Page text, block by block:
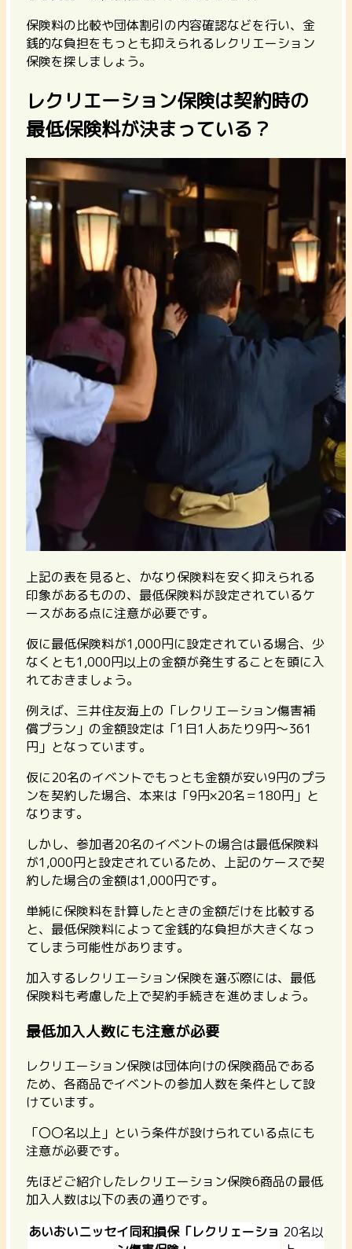
保険料の比較や団体割引の内容確認などを行い、金
銭的な負担をもっとも抑えられるレクリエーション
保険を探しましょう。
レクリエーション保険は契約時の
最低保険料が決まっている？
上記の表を見ると、 かなり保険料を安く抑えられる
印象があるものの、最低保険料が設定されているケ
ースがある点に注意が必要です。
仮に最低保険料が1,000円に設定されている場合、少
なくとも1,000円以上の金額が発生することを頭に入
れておきましょう。
例えば、三井住友海上の「レクリエーション傷害補
償プラン」の金額設定は「1日1人あたり9円〜361
円」となっています。
仮に20名のイベントでもっとも金額が安い9円のプラ
ンを契約した場合、本来は「9円×20名＝180円」と
なります。
しかし、参加者20名のイベントの場合は最低保険料
が1,000円と設定されているため、上記のケースで契
約した場合の金額は1,000円です。
単純に保険料を計算したときの金額だけを比較する
と、最低保険料によって金銭的な負担が大きくなっ
てしまう可能性があります。
加入するレクリエーション保険を選ぶ際には、最低
保険料も考慮した上で契約手続きを進めましょう。
最低加入人数にも注意が必要
レクリエーション保険は団体向けの保険商品である
ため、各商品でイベントの参加人数を条件として設
けています。
「〇〇名以上」という条件が設けられている点にも
注意が必要です。
先ほどご紹介したレクリエーション保険6商品の最低
加入人数は以下の表の通りです。
あいおいニッセイ同和損保「レクリェーショ 20名以